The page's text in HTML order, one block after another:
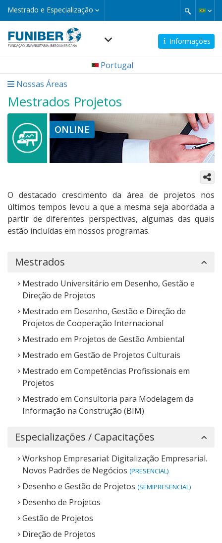
Pular
conteúdo
principal
Mestrado e Especialização
Mestrado
e
Informações
Navegación
micro
Portugal
Nossas Áreas
Mestrados Projetos
ONLINE
O destacado crescimento da área de projetos nos
últimos tempos levou a que a mesma seja abordada a
partir de diferentes perspectivas, algumas das quais
estão incluídas em nossos programas.
Mestrados
Mestrado Universitário em Desenho, Gestão e
Direção de Projetos
Mestrado em Desenho, Gestão e Direção de
Projetos de Cooperação Internacional
Mestrado em Projetos de Gestão Ambiental
Mestrado em Gestão de Projetos Culturais
Mestrado em Competências Profissionais em
Projetos
Mestrado em Consultoria para Modelagem da
Informação na Construção (BIM)
Especializações / Capacitações
Workshop Empresarial: Digitalização Empresarial.
Novos Padrões de Negócios (PRESENCIAL)
Desenho e Gestão de Projetos (SEMIPRESENCIAL)
Desenho de Projetos
Gestão de Projetos
Direção de Projetos